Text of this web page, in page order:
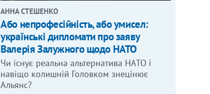
АННА СТЕШЕНКО
Або непрофесійність, або умисел:
українські дипломати про заяву
Валерія Залужного щодо НАТО
Чи існує реальна альтернатива НАТО і
навіщо колишній Головком знецінює
Альянс?